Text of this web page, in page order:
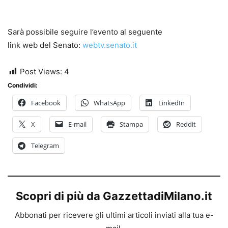
Sarà possibile seguire l’evento al seguente
link web del Senato: webtv.senato.it
Post Views: 4
Condividi:
Facebook WhatsApp LinkedIn
X E-mail Stampa Reddit
Telegram
Scopri di più da GazzettadiMilano.it
Abbonati per ricevere gli ultimi articoli inviati alla tua e-